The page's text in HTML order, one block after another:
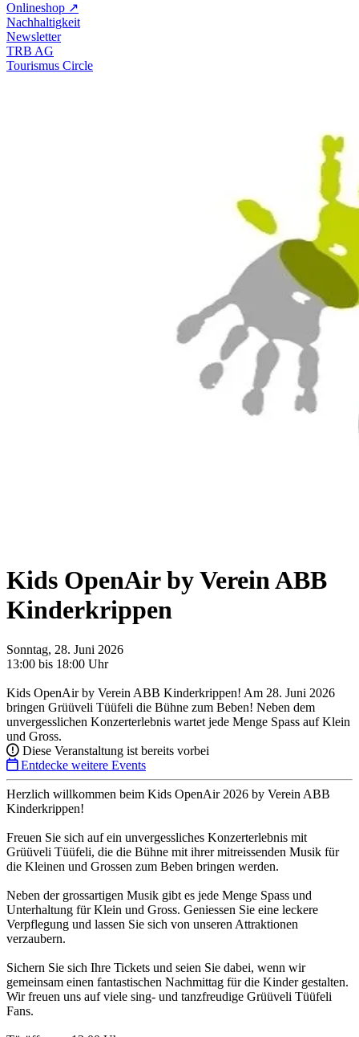
Onlineshop ↗
Nachhaltigkeit
Newsletter
TRB AG
Tourismus Circle
Kids OpenAir by Verein ABB
Kinderkrippen
Sonntag, 28. Juni 2026
13:00 bis 18:00 Uhr
Kids OpenAir by Verein ABB Kinderkrippen! Am 28. Juni 2026
bringen Grüüveli Tüüfeli die Bühne zum Beben! Neben dem
unvergesslichen Konzerterlebnis wartet jede Menge Spass auf Klein
und Gross.
Diese Veranstaltung ist bereits vorbei
Entdecke weitere Events
Herzlich willkommen beim Kids OpenAir 2026 by Verein ABB
Kinderkrippen!
Freuen Sie sich auf ein unvergessliches Konzerterlebnis mit
Grüüveli Tüüfeli, die die Bühne mit ihrer mitreissenden Musik für
die Kleinen und Grossen zum Beben bringen werden.
Neben der grossartigen Musik gibt es jede Menge Spass und
Unterhaltung für Klein und Gross. Geniessen Sie eine leckere
Verpflegung und lassen Sie sich von unseren Attraktionen
verzaubern.
Sichern Sie sich Ihre Tickets und seien Sie dabei, wenn wir
gemeinsam einen fantastischen Nachmittag für die Kinder gestalten.
Wir freuen uns auf viele sing- und tanzfreudige Grüüveli Tüüfeli
Fans.